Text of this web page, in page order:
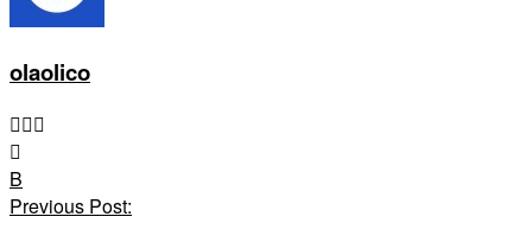
olaolico
Post
Navigation
B
Previous Post: